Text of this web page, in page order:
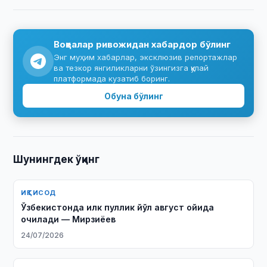
Воқеалар ривожидан хабардор бўлинг
Энг муҳим хабарлар, эксклюзив репортажлар
ва тезкор янгиликларни ўзингизга қулай
платформада кузатиб боринг.
Обуна бўлинг
Шунингдек ўқинг
ИҚТИСОД
Ўзбекистонда илк пуллик йўл август ойида
очилади — Мирзиёев
24/07/2026